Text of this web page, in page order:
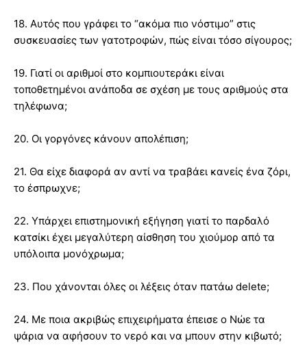
18. Αυτός που γράφει το “ακόμα πιο νόστιμο” στις
συσκευασίες των γατοτροφών, πώς είναι τόσο σίγουρος;
19. Γιατί οι αριθμοί στο κομπιουτεράκι είναι
τοποθετημένοι ανάποδα σε σχέση με τους αριθμούς στα
τηλέφωνα;
20. Οι γοργόνες κάνουν απολέπιση;
21. Θα είχε διαφορά αν αντί να τραβάει κανείς ένα ζόρι,
το έσπρωχνε;
22. Υπάρχει επιστημονική εξήγηση γιατί το παρδαλό
κατσίκι έχει μεγαλύτερη αίσθηση του χιούμορ από τα
υπόλοιπα μονόχρωμα;
23. Που χάνονται όλες οι λέξεις όταν πατάω delete;
24. Με ποια ακριβώς επιχειρήματα έπεισε ο Νώε τα
ψάρια να αφήσουν το νερό και να μπουν στην κιβωτό;